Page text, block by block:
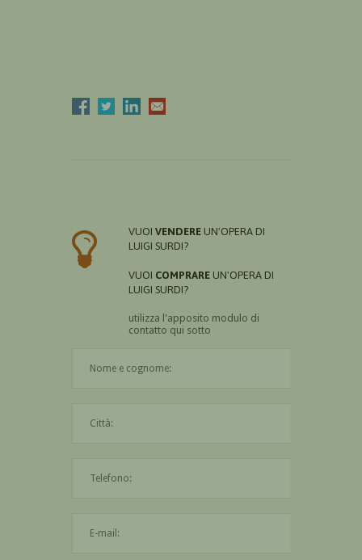
VUOI VENDERE UN'OPERA DI
LUIGI SURDI?
VUOI COMPRARE UN'OPERA DI
LUIGI SURDI?
utilizza l'apposito modulo di
contatto qui sotto